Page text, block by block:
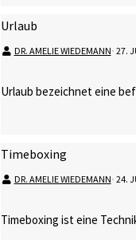
Urlaub
DR. AMELIE WIEDEMANN⋅ 27.
Urlaub bezeichnet eine
Timeboxing
DR. AMELIE WIEDEMANN⋅ 24.
Timeboxing ist eine